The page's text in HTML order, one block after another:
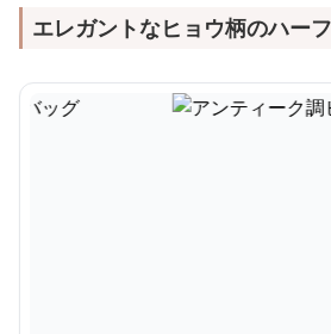
エレガントなヒョウ柄のハー